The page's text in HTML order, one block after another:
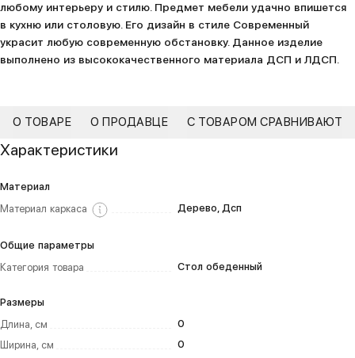
любому интерьеру и стилю. Предмет мебели удачно впишется
в кухню или столовую. Его дизайн в стиле Современный
украсит любую современную обстановку. Данное изделие
выполнено из высококачественного материала ДСП и ЛДСП.
О ТОВАРЕ О ПРОДАВЦЕ С ТОВАРОМ СРАВНИВАЮТ
Характеристики
Материал
Материал каркаса
Дерево, Дсп
Общие параметры
Категория товара
Стол обеденный
Размеры
Длина, см
0
Ширина, см
0